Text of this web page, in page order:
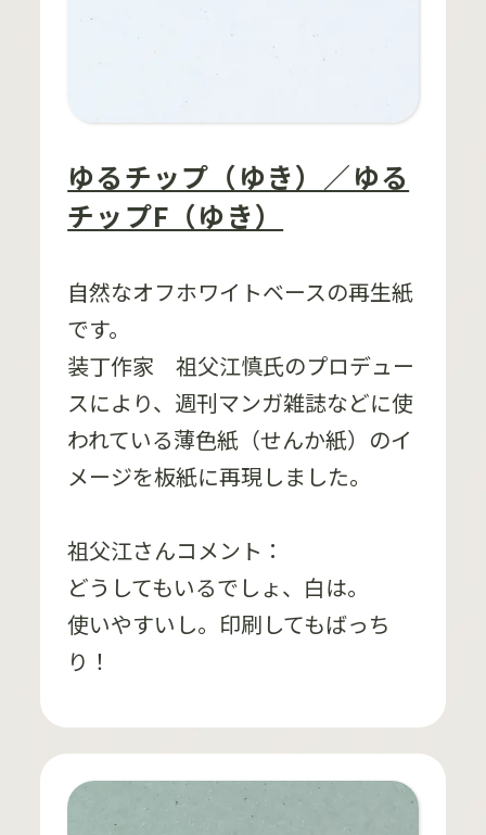
ゆるチップ（ゆき）／ゆる
チップF（ゆき）
自然なオフホワイトベースの再生紙
です。
装丁作家 祖父江慎氏のプロデュー
スにより、週刊マンガ雑誌などに使
われている薄色紙（せんか紙）のイ
メージを板紙に再現しました。
祖父江さんコメント：
どうしてもいるでしょ、白は。
使いやすいし。印刷してもばっち
り！